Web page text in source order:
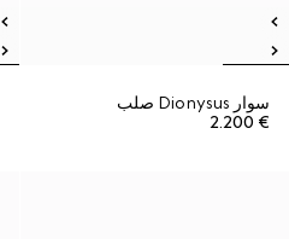
سوار Dionysus صلب
€ 2.200